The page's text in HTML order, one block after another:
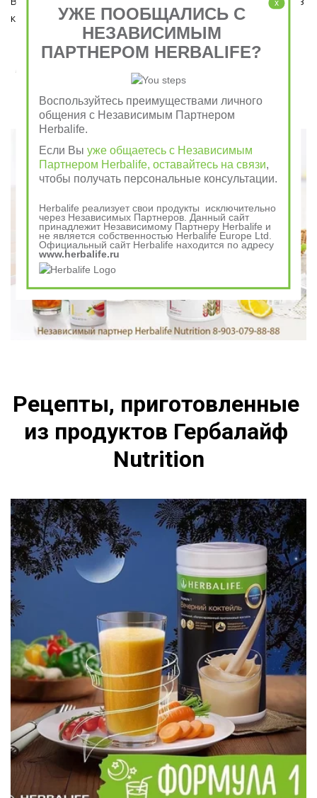
коем случае пропускать нельзя!
Говорили в древности
Рецепты, приготовленные
из продуктов Гербалайф
Nutrition
x
УЖЕ ПООБЩАЛИСЬ С
НЕЗАВИСИМЫМ
ПАРТНЕРОМ HERBALIFE?
Воспользуйтесь преимуществами личного
общения с Независимым Партнером
Herbalife.
Если Выуже общаетесь с Независимым
Партнером Herbalife, оставайтесь на связи,
чтобы получать персональные консультации.
Herbalife реализует свои продукты исключительно
через Независимых Партнеров. Данный сайт
принадлежит Независимому Партнеру Herbalife и
не является собственностью Herbalife Europe Ltd.
Официальный сайт Herbalife находится по адресу
www.herbalife.ru